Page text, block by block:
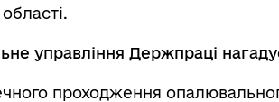
управління Держпраці
проходження